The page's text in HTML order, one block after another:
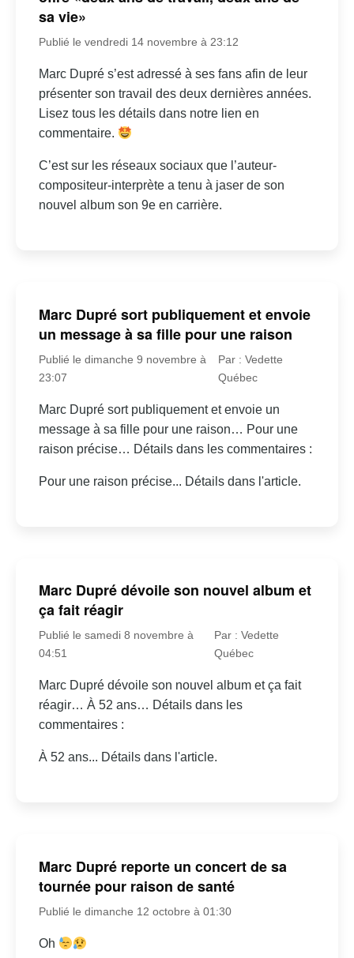
sa vie»
Publié le vendredi 14 novembre à 23:12
Marc Dupré s’est adressé à ses fans afin de leur
présenter son travail des deux dernières années.
Lisez tous les détails dans notre lien en
commentaire.
C’est sur les réseaux sociaux que l’auteur-
compositeur-interprète a tenu à jaser de son
nouvel album son 9e en carrière.
Marc Dupré sort publiquement et envoie
un message à sa fille pour une raison
Publié le dimanche 9 novembre à
23:07
Par : Vedette
Québec
Marc Dupré sort publiquement et envoie un
message à sa fille pour une raison… Pour une
raison précise… Détails dans les commentaires :
Pour une raison précise... Détails dans l'article.
Marc Dupré dévoile son nouvel album et
ça fait réagir
Publié le samedi 8 novembre à
04:51
Par : Vedette
Québec
Marc Dupré dévoile son nouvel album et ça fait
réagir… À 52 ans… Détails dans les
commentaires :
À 52 ans... Détails dans l'article.
Marc Dupré reporte un concert de sa
tournée pour raison de santé
Publié le dimanche 12 octobre à 01:30
Oh